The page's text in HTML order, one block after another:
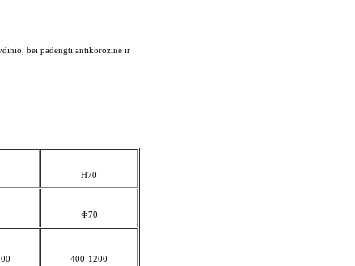
bei padengti antikorozine ir
H70
Ф70
400-1200